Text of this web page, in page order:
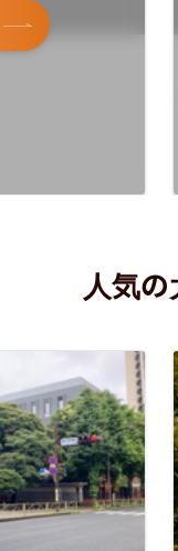
人気